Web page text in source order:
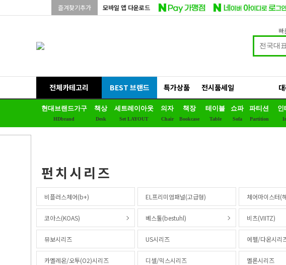
즐겨찾기추가 모바일 앱 다운로드
빠
전체카테고리 BEST 브랜드 특가상품 전시품세일
현대브랜드가구
HDbrand
책상
Desk
세트레이아웃
Set LAYOUT
의자
Chair
책장
Bookcase
테이블
Table
쇼파
Sofa
파티션
Partition
인
펀치시리즈
비플러스체어(b+) EL프리미엄패널(고급형) 체어마이스터(
코아스(KOAS) 베스툴(bestuhl) 비츠(VIITZ)
뮤보시리즈 US시리즈 에펠/다온시리
카멜레온/오투(O2)시리즈 디셀/믹스시리즈 멜론시리즈